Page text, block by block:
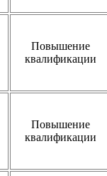
Повышение
квалификации
Повышение
квалификации